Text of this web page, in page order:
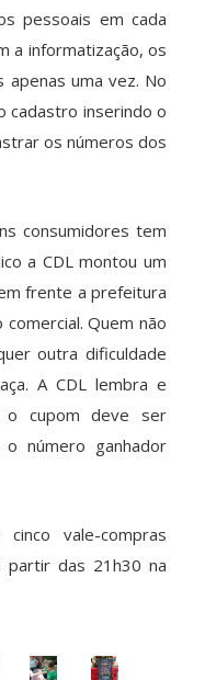
pessoais em cada
a informatização, os
apenas uma vez. No
cadastro inserindo o
os números dos
consumidores tem
a CDL montou um
frente a prefeitura
Quem não
outra dificuldade
A CDL lembra e
o cupom deve ser
número ganhador
vale-compras
partir das 21h30 na